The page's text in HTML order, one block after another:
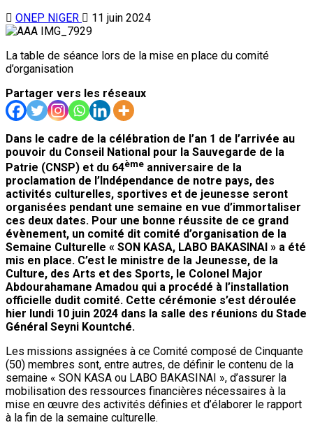
ONEP NIGER 11 juin 2024
La table de séance lors de la mise en place du comité
d’organisation
Partager vers les réseaux
Dans le cadre de la célébration de l’an 1 de l’arrivée au
pouvoir du Conseil National pour la Sauvegarde de la
Patrie (CNSP) et du 64ème anniversaire de la
proclamation de l’Indépendance de notre pays, des
activités culturelles, sportives et de jeunesse seront
organisées pendant une semaine en vue d’immortaliser
ces deux dates. Pour une bonne réussite de ce grand
évènement, un comité dit comité d’organisation de la
Semaine Culturelle « SON KASA, LABO BAKASINAI » a été
mis en place. C’est le ministre de la Jeunesse, de la
Culture, des Arts et des Sports, le Colonel Major
Abdourahamane Amadou qui a procédé à l’installation
officielle dudit comité. Cette cérémonie s’est déroulée
hier lundi 10 juin 2024 dans la salle des réunions du Stade
Général Seyni Kountché.
Les missions assignées à ce Comité composé de Cinquante
(50) membres sont, entre autres, de définir le contenu de la
semaine « SON KASA ou LABO BAKASINAI », d’assurer la
mobilisation des ressources financières nécessaires à la
mise en œuvre des activités définies et d’élaborer le rapport
à la fin de la semaine culturelle.